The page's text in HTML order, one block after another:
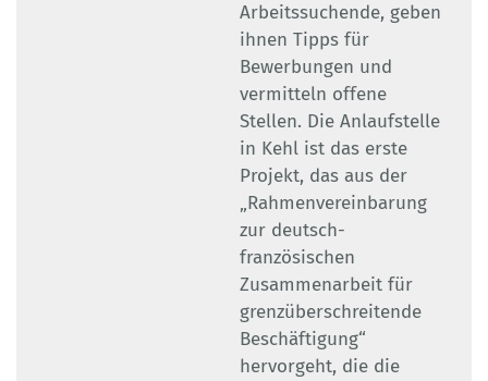
Arbeitssuchende, geben
ihnen Tipps für
Bewerbungen und
vermitteln offene
Stellen. Die Anlaufstelle
in Kehl ist das erste
Projekt, das aus der
„Rahmenvereinbarung
zur deutsch-
französischen
Zusammenarbeit für
grenzüberschreitende
Beschäftigung“
hervorgeht, die die